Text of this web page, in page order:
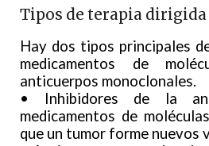
Tipos de terapia dirigida
Hay dos tipos principales
medicamentos de
anticuerpos monoclonales.
• Inhibidores de la
medicamentos de
que un tumor forme nuevos